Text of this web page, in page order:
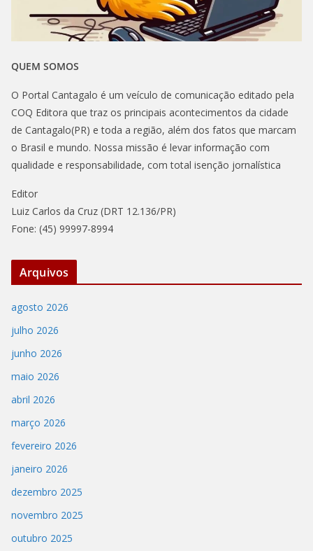
QUEM SOMOS
O Portal Cantagalo é um veículo de comunicação editado pela
COQ Editora que traz os principais acontecimentos da cidade
de Cantagalo(PR) e toda a região, além dos fatos que marcam
o Brasil e mundo. Nossa missão é levar informação com
qualidade e responsabilidade, com total isenção jornalística
Editor
Luiz Carlos da Cruz (DRT 12.136/PR)
Fone: (45) 99997-8994
Arquivos
agosto 2026
julho 2026
junho 2026
maio 2026
abril 2026
março 2026
fevereiro 2026
janeiro 2026
dezembro 2025
novembro 2025
outubro 2025